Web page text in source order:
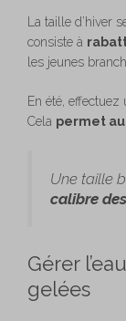
La taille d’hiver
consiste à
les jeunes
En été,
Cela permet
Une taille
calibre
Gérer
gelées